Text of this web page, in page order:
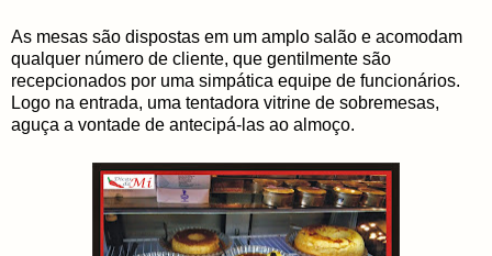
As mesas são dispostas em um amplo salão e acomodam
qualquer número de cliente, que gentilmente são
recepcionados por uma simpática equipe de funcionários.
Logo na entrada, uma tentadora vitrine de sobremesas,
aguça a vontade de antecipá-las ao almoço.